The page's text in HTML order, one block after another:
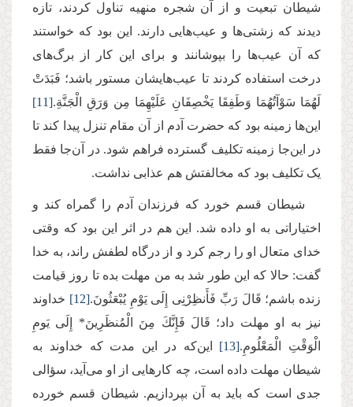
شیطان تبعیت و از آن شجره منهیه تناول کردند، تازه
دیدند که زشتی‌ها و عیب‌هایی دارند. این بود که خواستند
که آن عیب‌ها را بپوشانند و برای این کار از برگ‌های
درخت استفاده کردند تا عیب‌هایشان مستور باشد؛ فَبَدَتْ
لَهُمَا سَوْآتُهُمَا وَطَفِقَا یَخْصِفَانِ عَلَیْهِمَا مِن وَرَقِ الْجَنَّةِ.[11]
این‌ها زمینه بود که حضرت آدم از آن مقام تنزل پیدا کند تا
در این‌جا زمینه تکلیف گسترده فراهم شود. در آن‌جا فقط
یک تکلیف بود که مخالفتش هم عذابی نداشت.
شیطان قسم خورد که فرزندان آدم را گمراه کند و
اختیاراتی به او داده شد. این هم در اثر این بود که وقتی
خدای متعال او را رجم کرد و از درگاه لطفش راند، به خدا
گفت: حالا ‌که این‌ طور شد به من مهلت بده تا روز قیامت
زنده باشم؛ قَالَ رَبِّ فَأَنظِرْنِی إِلَى یَوْمِ یُبْعَثُونَ.[12] خداوند
نیز به او مهلت داد؛ قَالَ فَإِنَّكَ مِنَ الْمُنظَرِینَ* إِلَى یَومِ
الْوَقْتِ الْمَعْلُومِ.[13] این‌که در این مدت که خداوند به
شیطان مهلت داده است، چه کارهایی از او می‌آید، سؤالی
جدی است که باید به آن بپردازیم. شیطان قسم خورده